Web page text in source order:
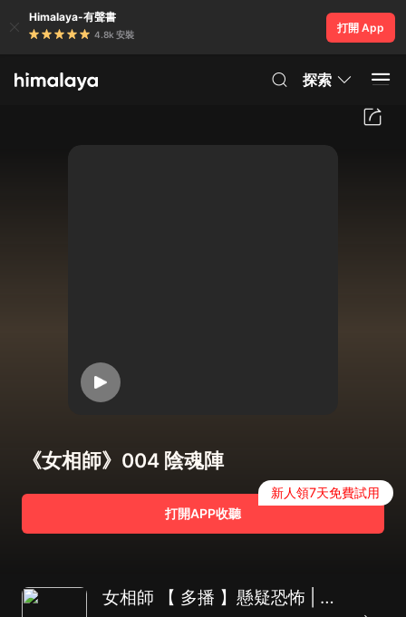
Himalaya-有聲書
4.8k 安裝
打開 App
探索
《女相師》004 陰魂陣
打開APP收聽
新人領7天免費試用
女相師 【 多播 】懸疑恐怖 | 一個聽完心臟疼的故事 |歡迎吐槽